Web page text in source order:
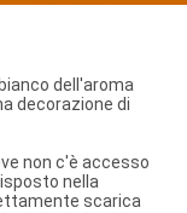
dell'aroma
decorazione di
non c'è accesso
nella
scarica